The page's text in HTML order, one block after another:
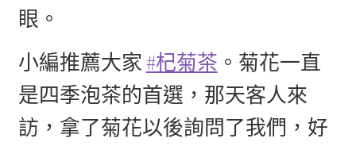
眼。
小編推薦大家 #杞菊茶 。菊花一直
是四季泡茶的首選，那天客人來
訪，拿了菊花以後詢問了我們，好